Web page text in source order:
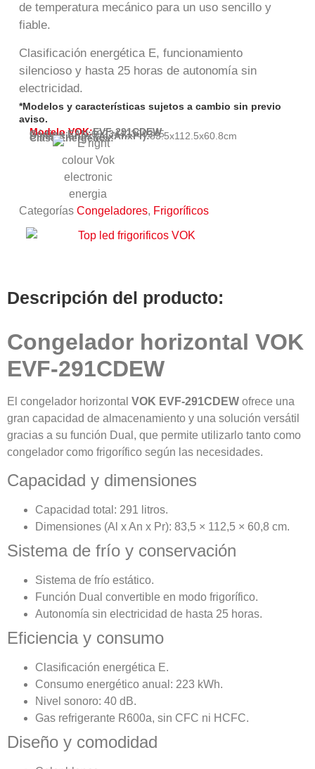
de temperatura mecánico para un uso sencillo y
fiable.
Clasificación energética E, funcionamiento
silencioso y hasta 25 horas de autonomía sin
electricidad.
*Modelos y características sujetos a cambio sin previo
aviso.
Modelo VOK:EVF-291CDEW
Código EAN:6923442300245
Dimensiones (AlxAnxPr):83.5x112.5x60.8cm
Clase Energética:
Categorías Congeladores, Frigoríficos
Descripción del producto:
Congelador horizontal VOK
EVF-291CDEW
El congelador horizontal VOK EVF-291CDEW ofrece una
gran capacidad de almacenamiento y una solución versátil
gracias a su función Dual, que permite utilizarlo tanto como
congelador como frigorífico según las necesidades.
Capacidad y dimensiones
Capacidad total: 291 litros.
Dimensiones (Al x An x Pr): 83,5 × 112,5 × 60,8 cm.
Sistema de frío y conservación
Sistema de frío estático.
Función Dual convertible en modo frigorífico.
Autonomía sin electricidad de hasta 25 horas.
Eficiencia y consumo
Clasificación energética E.
Consumo energético anual: 223 kWh.
Nivel sonoro: 40 dB.
Gas refrigerante R600a, sin CFC ni HCFC.
Diseño y comodidad